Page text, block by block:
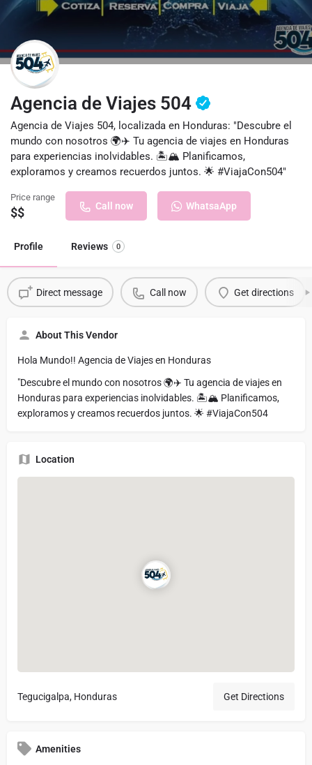
Agencia de Viajes 504
Agencia de Viajes 504, localizada en Honduras: "Descubre el
mundo con nosotros 🌍✈️ Tu agencia de viajes en Honduras
para experiencias inolvidables. 🏝️🏔️ Planificamos,
exploramos y creamos recuerdos juntos. 🌟 #ViajaCon504"
Price range
$$ Call now WhatsaApp
Profile Reviews 0
Direct message Call now Get directions
About This Vendor
Hola Mundo!! Agencia de Viajes en Honduras
"Descubre el mundo con nosotros 🌍✈️ Tu agencia de viajes en
Honduras para experiencias inolvidables. 🏝️🏔️ Planificamos,
exploramos y creamos recuerdos juntos. 🌟 #ViajaCon504
Location
Tegucigalpa, Honduras Get Directions
Amenities